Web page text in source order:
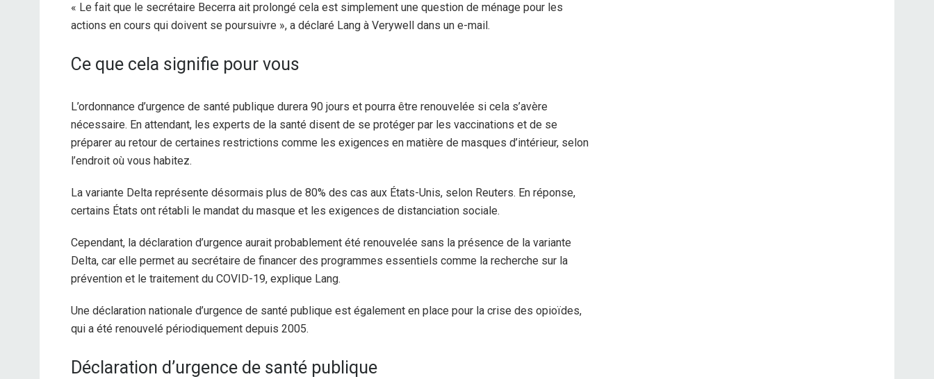
« Le fait que le secrétaire Becerra ait prolongé cela est simplement une question de ménage pour les
actions en cours qui doivent se poursuivre », a déclaré Lang à Verywell dans un e-mail.
Ce que cela signifie pour vous
L’ordonnance d’urgence de santé publique durera 90 jours et pourra être renouvelée si cela s’avère
nécessaire. En attendant, les experts de la santé disent de se protéger par les vaccinations et de se
préparer au retour de certaines restrictions comme les exigences en matière de masques d’intérieur, selon
l’endroit où vous habitez.
La variante Delta représente désormais plus de 80% des cas aux États-Unis, selon Reuters. En réponse,
certains États ont rétabli le mandat du masque et les exigences de distanciation sociale.
Cependant, la déclaration d’urgence aurait probablement été renouvelée sans la présence de la variante
Delta, car elle permet au secrétaire de financer des programmes essentiels comme la recherche sur la
prévention et le traitement du COVID-19, explique Lang.
Une déclaration nationale d’urgence de santé publique est également en place pour la crise des opioïdes,
qui a été renouvelé périodiquement depuis 2005.
Déclaration d’urgence de santé publique